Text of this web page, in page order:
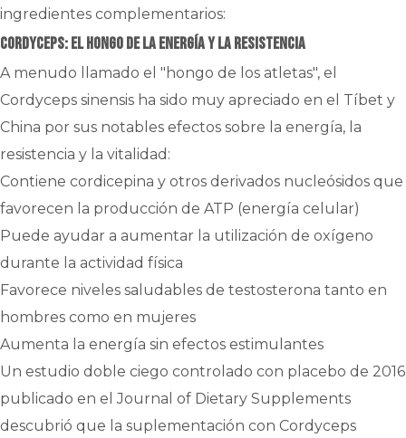
ingredientes complementarios:
Cordyceps: El hongo de la energía y la resistencia
A menudo llamado el "hongo de los atletas", el
Cordyceps sinensis ha sido muy apreciado en el Tíbet y
China por sus notables efectos sobre la energía, la
resistencia y la vitalidad:
Contiene cordicepina y otros derivados nucleósidos que
favorecen la producción de ATP (energía celular)
Puede ayudar a aumentar la utilización de oxígeno
durante la actividad física
Favorece niveles saludables de testosterona tanto en
hombres como en mujeres
Aumenta la energía sin efectos estimulantes
Un estudio doble ciego controlado con placebo de 2016
publicado en el Journal of Dietary Supplements
descubrió que la suplementación con Cordyceps